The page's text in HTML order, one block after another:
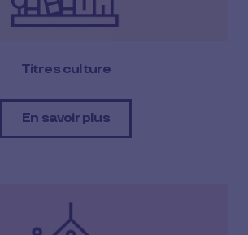
Titres culture
En savoir plus